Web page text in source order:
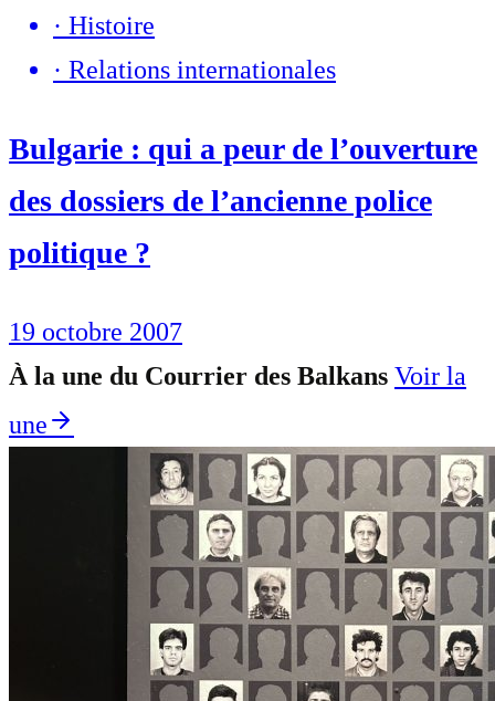
· Histoire
· Relations internationales
Bulgarie : qui a peur de l’ouverture
des dossiers de l’ancienne police
politique ?
19 octobre 2007
À la une du Courrier des Balkans Voir la
une